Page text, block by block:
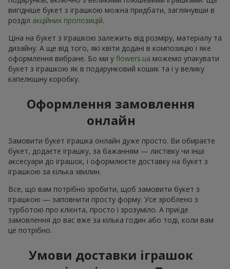
вигідніше букет з іграшкою можна придбати, заглянувши в
розділ акційних пропозицій.
Ціна на букет з іграшкою залежить від розміру, матеріалу та
дизайну. А ще від того, які квіти додані в композицію і яке
оформлення вибране. Бо ми у flowers.ua можемо упакувати
букет з іграшкою як в подарунковий кошик та і у велику
капелюшну коробку.
Оформлення замовлення
онлайн
Замовити букет іграшка онлайн дуже просто. Ви обираєте
букет, додаєте іграшку, за бажанням — листівку чи інші
аксесуари до іграшок, і оформлюєте доставку на букет з
іграшкою за кілька хвилин.
Все, що вам потрібно зробити, щоб замовити букет з
іграшкою — заповнити просту форму. Усе зроблено з
турботою про клієнта, просто і зрозуміло. А приїде
замовлення до вас вже за кілька годин або тоді, коли вам
це потрібно.
Умови доставки іграшок